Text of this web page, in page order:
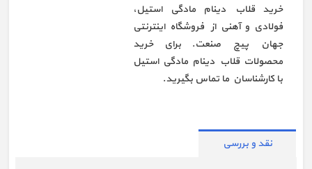
خرید قلاب دینام مادگی استیل،
فولادی و آهنی از فروشگاه اینترنتی
جهان پیچ صنعت. برای خرید
محصولات قلاب دینام مادگی استیل
با کارشناسان ما تماس بگیرید.
نقد و بررسی